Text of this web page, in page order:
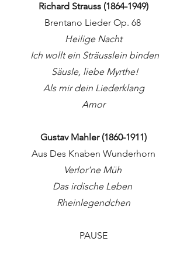
Richard Strauss (1864-1949)
Brentano Lieder Op. 68
Heilige Nacht
Ich wollt ein Sträusslein binden
Säusle, liebe Myrthe!
Als mir dein Liederklang
Amor
Gustav Mahler (1860-1911)
Aus Des Knaben Wunderhorn
Verlor'ne Müh
Das irdische Leben
Rheinlegendchen
PAUSE